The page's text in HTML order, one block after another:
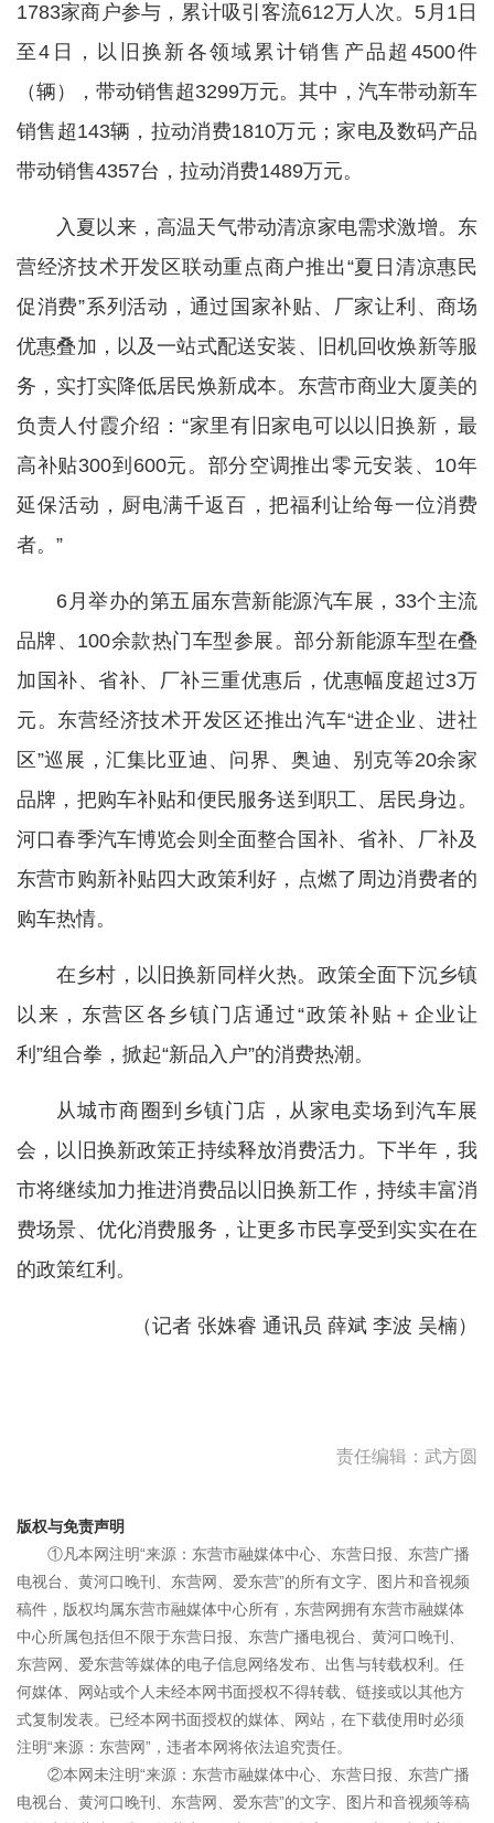
1783家商户参与，累计吸引客流612万人次。5月1日
至4日，以旧换新各领域累计销售产品超4500件
（辆），带动销售超3299万元。其中，汽车带动新车
销售超143辆，拉动消费1810万元；家电及数码产品
带动销售4357台，拉动消费1489万元。
入夏以来，高温天气带动清凉家电需求激增。东
营经济技术开发区联动重点商户推出“夏日清凉惠民
促消费”系列活动，通过国家补贴、厂家让利、商场
优惠叠加，以及一站式配送安装、旧机回收焕新等服
务，实打实降低居民焕新成本。东营市商业大厦美的
负责人付霞介绍：“家里有旧家电可以以旧换新，最
高补贴300到600元。部分空调推出零元安装、10年
延保活动，厨电满千返百，把福利让给每一位消费
者。”
6月举办的第五届东营新能源汽车展，33个主流
品牌、100余款热门车型参展。部分新能源车型在叠
加国补、省补、厂补三重优惠后，优惠幅度超过3万
元。东营经济技术开发区还推出汽车“进企业、进社
区”巡展，汇集比亚迪、问界、奥迪、别克等20余家
品牌，把购车补贴和便民服务送到职工、居民身边。
河口春季汽车博览会则全面整合国补、省补、厂补及
东营市购新补贴四大政策利好，点燃了周边消费者的
购车热情。
在乡村，以旧换新同样火热。政策全面下沉乡镇
以来，东营区各乡镇门店通过“政策补贴＋企业让
利”组合拳，掀起“新品入户”的消费热潮。
从城市商圈到乡镇门店，从家电卖场到汽车展
会，以旧换新政策正持续释放消费活力。下半年，我
市将继续加力推进消费品以旧换新工作，持续丰富消
费场景、优化消费服务，让更多市民享受到实实在在
的政策红利。
（记者 张姝睿 通讯员 薛斌 李波 吴楠）
责任编辑：武方圆
版权与免责声明
①凡本网注明“来源：东营市融媒体中心、东营日报、东营广播
电视台、黄河口晚刊、东营网、爱东营”的所有文字、图片和音视频
稿件，版权均属东营市融媒体中心所有，东营网拥有东营市融媒体
中心所属包括但不限于东营日报、东营广播电视台、黄河口晚刊、
东营网、爱东营等媒体的电子信息网络发布、出售与转载权利。任
何媒体、网站或个人未经本网书面授权不得转载、链接或以其他方
式复制发表。已经本网书面授权的媒体、网站，在下载使用时必须
注明“来源：东营网”，违者本网将依法追究责任。
②本网未注明“来源：东营市融媒体中心、东营日报、东营广播
电视台、黄河口晚刊、东营网、爱东营”的文字、图片和音视频等稿